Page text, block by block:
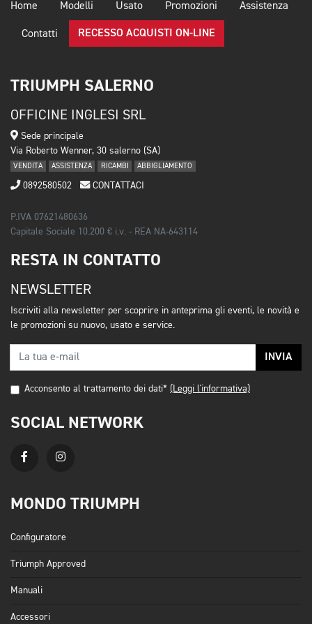
Home Modelli Usato Promozioni Assistenza
Contatti RECESSO ACQUISTI ON-LINE
TRIUMPH SALERNO
OFFICINE INGLESI SRL
Sede principale
Via Roberto Wenner, 30 salerno (SA)
VENDITA ASSISTENZA RICAMBI ABBIGLIAMENTO
0892580502 CONTATTACI
P.IVA 07621480636
Capitale Sociale 10.200 € i.v. - REA NA-643114
RESTA IN CONTATTO
NEWSLETTER
Iscriviti alla newsletter per scoprire in anteprima gli eventi, le novità e
le promozioni su nuovo, usato e service.
INVIA
Acconsento al trattamento dei dati* (Leggi l'informativa)
SOCIAL NETWORK
MONDO TRIUMPH
Configuratore
Triumph Approved
Manuali
Accessori